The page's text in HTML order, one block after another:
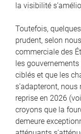
la visibilité
Toutefois,
prudent, selon
commerciale des
les
ciblés et que les
s’adapteront,
reprise en 2026
croyons que la
demeure